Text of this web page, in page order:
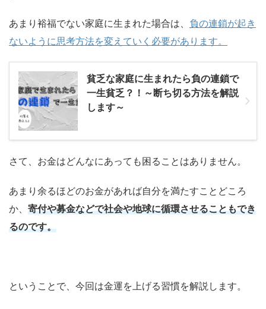
あまり裕福でない家庭に生まれた場合は、 負の連鎖が起き
ないように思考方法を変えていく必要があります。
貧乏な家庭に生まれたら負の連鎖で
一生貧乏？！～断ち切る方法を解説
します～
さて、お金はどんなにあっても困ることはありません。
あまり余るほどのお金があれば自分を満たすことどころ
か、 寄付や募金などで社会や地球に循環させることもでき
るのです。
ということで、今回は金運を上げる習慣を解説します。